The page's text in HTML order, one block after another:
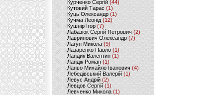
Курченко Сергій (44)
Кутовий Тарас (1)
Куць Олександр (1)
Кучма Леонід (12)
Кушнір Ігор(7)
Лабазюк Сергій Петрович (2)
Лавринович Олександр(7)
Лагун Микола(9)
Лазаренко Павло (1)
Ландик Валентин (1)
Ландік Роман (1)
Ланьо Михайло Іванович(4)
Лебедівський Валерій(1)
Левус Андрій(2)
Левцов Сергій (1)
Левченко Микола (1)